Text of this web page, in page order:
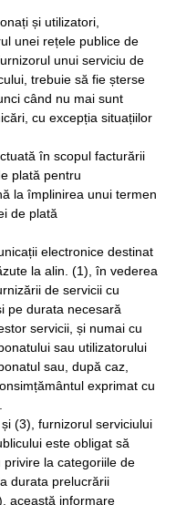
și utilizatori,
unei rețele publice de
unui serviciu de
trebuie să fie șterse
când nu mai sunt
cu excepția situațiilor
în scopul facturării
plată pentru
la împlinirea unui termen
de plată
electronice destinat
la alin. (1), în vederea
de servicii cu
pe durata necesară
servicii, și numai cu
sau utilizatorului
sau, după caz,
exprimat cu
(3), furnizorul serviciului
este obligat să
la categoriile de
durata prelucrării
această informare